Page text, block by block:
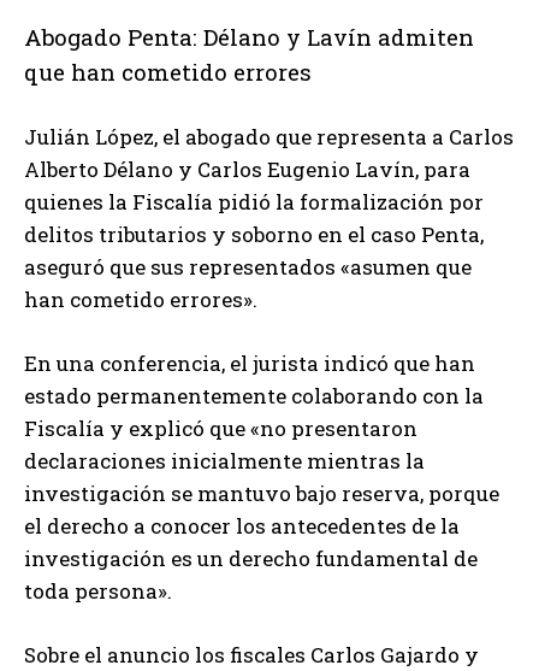
Abogado Penta: Délano y Lavín admiten
que han cometido errores
Julián López, el abogado que representa a Carlos
Alberto Délano y Carlos Eugenio Lavín, para
quienes la Fiscalía pidió la formalización por
delitos tributarios y soborno en el caso Penta,
aseguró que sus representados «asumen que
han cometido errores».
En una conferencia, el jurista indicó que han
estado permanentemente colaborando con la
Fiscalía y explicó que «no presentaron
declaraciones inicialmente mientras la
investigación se mantuvo bajo reserva, porque
el derecho a conocer los antecedentes de la
investigación es un derecho fundamental de
toda persona».
Sobre el anuncio los fiscales Carlos Gajardo y